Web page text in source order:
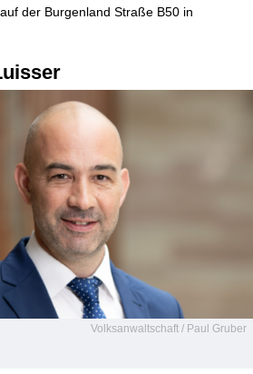
der Burgenland Straße B50 in
Volksanwaltschaft / Paul Gruber